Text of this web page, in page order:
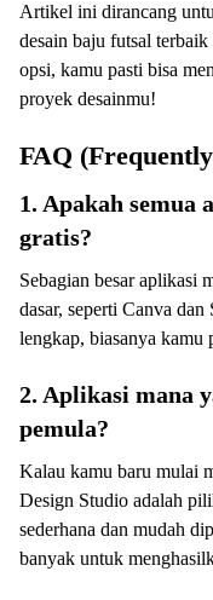
Artikel ini dirancang
desain baju futsal
opsi, kamu pasti bisa
proyek desainmu!
FAQ
1. Apakah semua
gratis?
Sebagian besar aplikasi
dasar, seperti Canva
lengkap, biasanya kamu
2. Aplikasi mana
pemula?
Kalau kamu baru mulai
Design Studio adalah
sederhana dan mudah
banyak untuk